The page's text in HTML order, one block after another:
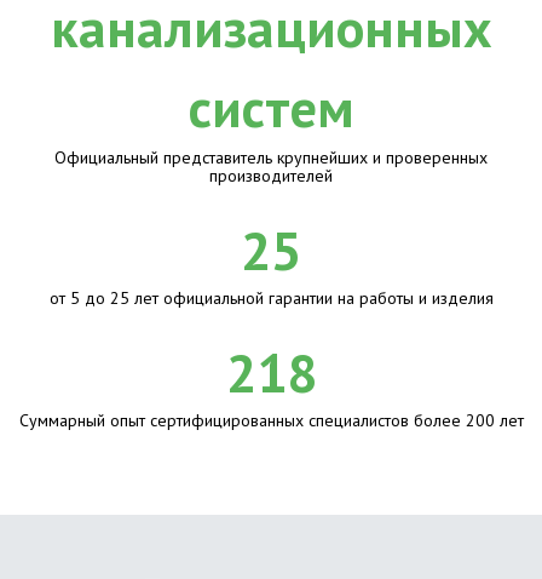
Официальный представитель крупнейших и проверенных
производителей
25
от 5 до 25 лет официальной гарантии на работы и изделия
218
Суммарный опыт сертифицированных специалистов более 200 лет